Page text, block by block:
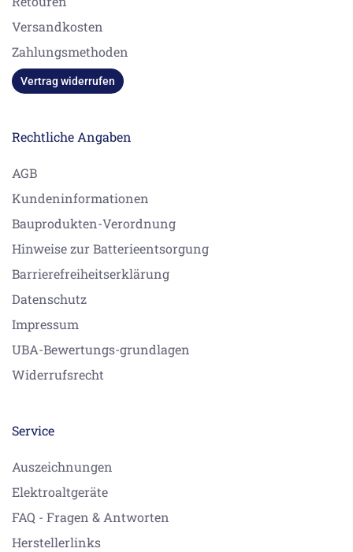
Versandkosten
Zahlungsmethoden
Vertrag widerrufen
Rechtliche Angaben
AGB
Kundeninformationen
Bauprodukten-Verordnung
Hinweise zur Batterieentsorgung
Barrierefreiheitserklärung
Datenschutz
Impressum
UBA-Bewertungs-grundlagen
Widerrufsrecht
Service
Auszeichnungen
Elektroaltgeräte
FAQ - Fragen & Antworten
Herstellerlinks